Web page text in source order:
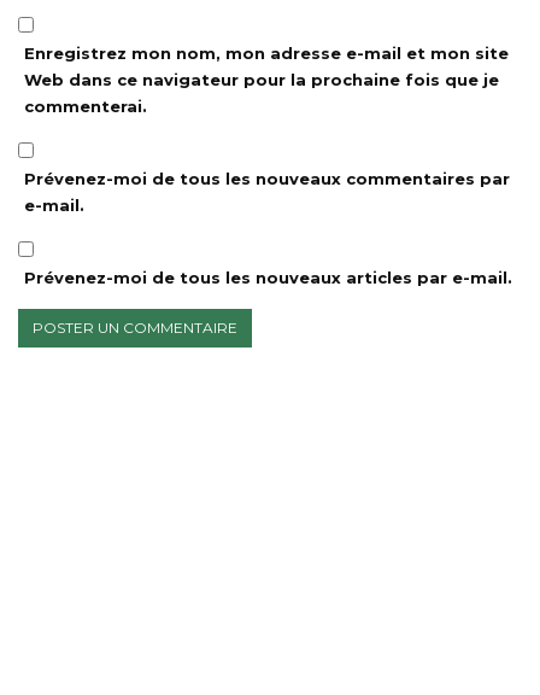
Enregistrez mon nom, mon adresse e-mail et mon site
Web dans ce navigateur pour la prochaine fois que je
commenterai.
Prévenez-moi de tous les nouveaux commentaires par
e-mail.
Prévenez-moi de tous les nouveaux articles par e-mail.